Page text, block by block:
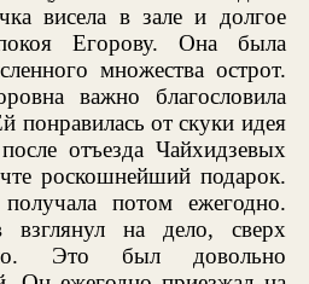
висела в зале и долгое
Егорову. Она была
множества острот.
важно благословила
понравилась от скуки идея
отъезда Чайхидзевых
роскошнейший подарок.
потом ежегодно.
взглянул на дело, сверх
Это был довольно